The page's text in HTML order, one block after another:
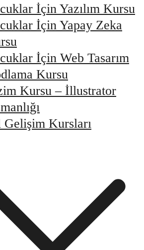
İçin Yazılım Kursu
İçin Yapay Zeka
İçin Web Tasarım
Kursu
Kursu – İllustrator
Kursları